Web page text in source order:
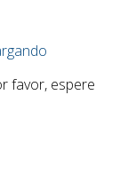
favor, espere